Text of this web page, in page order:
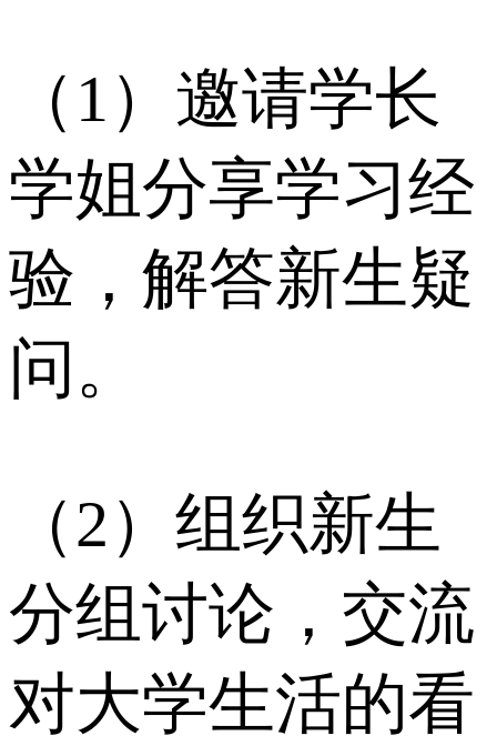
（1）邀请学长
学姐分享学习经
验，解答新生疑
问。
（2）组织新生
分组讨论，交流
对大学生活的看